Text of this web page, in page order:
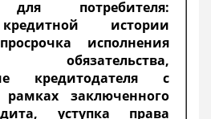
для потребителя:
истории
исполнения
обязательства,
кредитодателя с
заключенного
уступка права